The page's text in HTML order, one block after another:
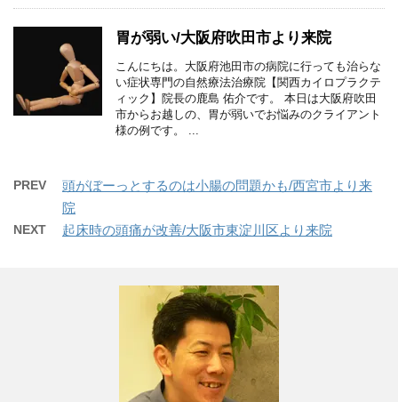
胃が弱い/大阪府吹田市より来院
こんにちは。大阪府池田市の病院に行っても治らな
い症状専門の自然療法治療院【関西カイロプラクテ
ィック】院長の鹿島 佑介です。 本日は大阪府吹田
市からお越しの、胃が弱いでお悩みのクライアント
様の例です。 ...
PREV
頭がぼーっとするのは小腸の問題かも/西宮市より来
院
NEXT 起床時の頭痛が改善/大阪市東淀川区より来院